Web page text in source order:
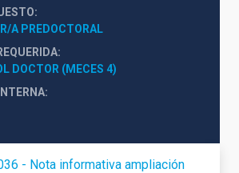
A PREDOCTORAL
DOCTOR (MECES 4)
- Nota informativa ampliación